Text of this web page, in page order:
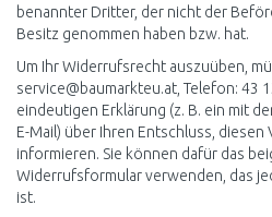
benannter Dritter, der nicht der
Besitz genommen haben bzw. hat.
Um Ihr Widerrufsrecht auszuüben,
service@baumarkteu.at , Telefon: 43
eindeutigen Erklärung (z. B. ein mit
E-Mail) über Ihren Entschluss, diesen
informieren. Sie können dafür das
Widerrufsformularverwenden, das
ist.